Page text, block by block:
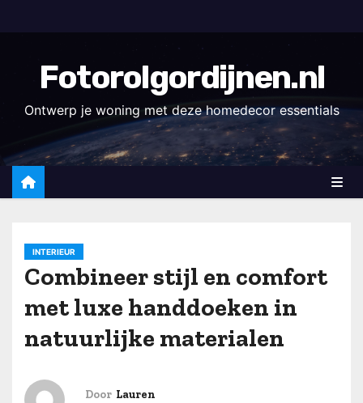
Fotorolgordijnen.nl
Ontwerp je woning met deze homedecor essentials
INTERIEUR
Combineer stijl en comfort
met luxe handdoeken in
natuurlijke materialen
Door Lauren